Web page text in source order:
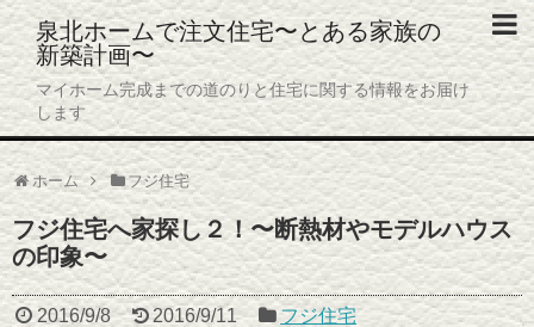
泉北ホームで注文住宅〜とある家族の
新築計画〜
マイホーム完成までの道のりと住宅に関する情報をお届け
します
ホーム フジ住宅
フジ住宅へ家探し２！〜断熱材やモデルハウス
の印象〜
2016/9/8 2016/9/11 フジ住宅
ホーム
プロフィール
プライバシーポリシー
お問い合わせ